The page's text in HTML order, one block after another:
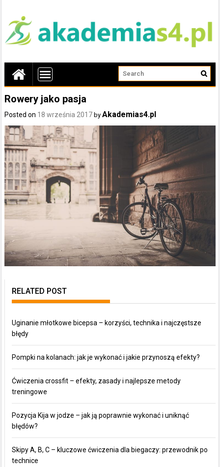
Rowery jako pasja
Posted on 18 września 2017 byAkademias4.pl
RELATED POST
Uginanie młotkowe bicepsa – korzyści, technika i najczęstsze
błędy
Pompki na kolanach: jak je wykonać i jakie przynoszą efekty?
Ćwiczenia crossfit – efekty, zasady i najlepsze metody
treningowe
Pozycja Kija w jodze – jak ją poprawnie wykonać i uniknąć
błędów?
Skipy A, B, C – kluczowe ćwiczenia dla biegaczy: przewodnik po
technice